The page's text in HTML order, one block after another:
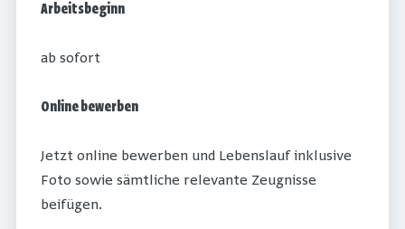
Arbeitsbeginn
ab sofort
Online bewerben
Jetzt online bewerben und Lebenslauf inklusive
Foto sowie sämtliche relevante Zeugnisse
beifügen.